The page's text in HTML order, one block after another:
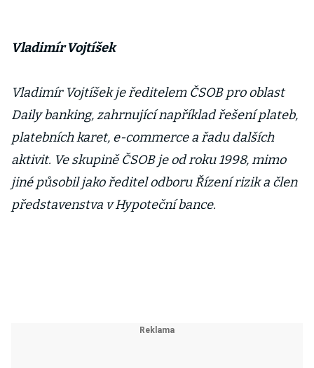
Vladimír Vojtíšek
Vladimír Vojtíšek je ředitelem ČSOB pro oblast
Daily banking, zahrnující například řešení plateb,
platebních karet, e-commerce a řadu dalších
aktivit. Ve skupině ČSOB je od roku 1998, mimo
jiné působil jako ředitel odboru Řízení rizik a člen
představenstva v Hypoteční bance.